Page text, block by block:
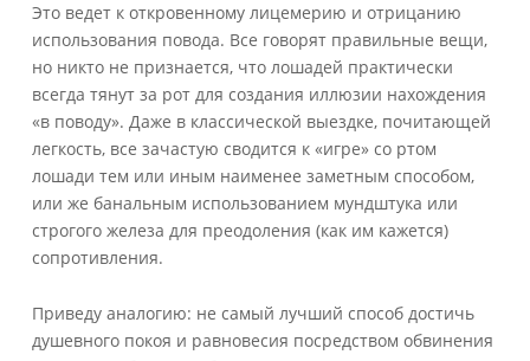
Это ведет к откровенному лицемерию и отрицанию
использования повода. Все говорят правильные вещи,
но никто не признается, что лошадей практически
всегда тянут за рот для создания иллюзии нахождения
«в поводу». Даже в классической выездке, почитающей
легкость, все зачастую сводится к «игре» со ртом
лошади тем или иным наименее заметным способом,
или же банальным использованием мундштука или
строгого железа для преодоления (как им кажется)
сопротивления.
Приведу аналогию: не самый лучший способ достичь
душевного покоя и равновесия посредством обвинения